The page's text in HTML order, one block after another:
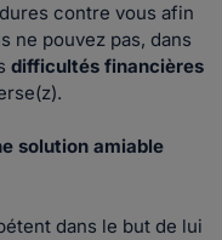
contre vous afin
ne pouvez pas, dans
difficultés financières
solution amiable
dans le but de lui